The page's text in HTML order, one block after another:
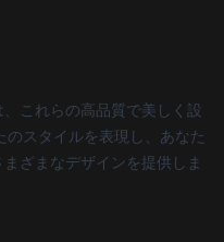
これらの高品質で美しく設
スタイルを表現し、あなた
ざまなデザインを提供しま